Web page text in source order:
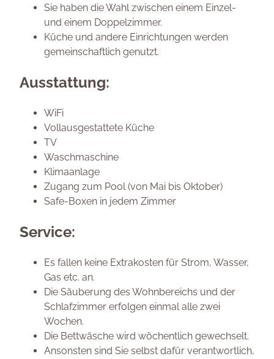
Sie haben die Wahl zwischen einem Einzel-
und einem Doppelzimmer.
Küche und andere Einrichtungen werden
gemeinschaftlich genutzt.
Ausstattung:
WiFi
Vollausgestattete Küche
TV
Waschmaschine
Klimaanlage
Zugang zum Pool (von Mai bis Oktober)
Safe-Boxen in jedem Zimmer
Service:
Es fallen keine Extrakosten für Strom, Wasser,
Gas etc. an.
Die Säuberung des Wohnbereichs und der
Schlafzimmer erfolgen einmal alle zwei
Wochen.
Die Bettwäsche wird wöchentlich gewechselt.
Ansonsten sind Sie selbst dafür verantwortlich,